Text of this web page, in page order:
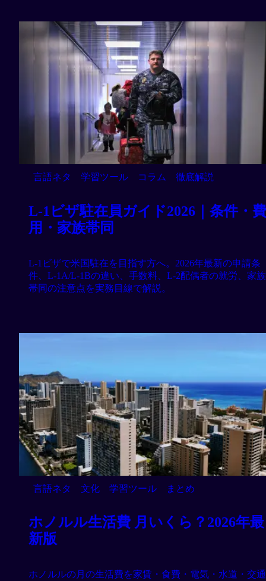
言語ネタ 学習ツール コラム 徹底解説
L-1ビザ駐在員ガイド2026｜条件・費
用・家族帯同
L-1ビザで米国駐在を目指す方へ。2026年最新の申請条
件、L-1A/L-1Bの違い、手数料、L-2配偶者の就労、家族
帯同の注意点を実務目線で解説。
言語ネタ 文化 学習ツール まとめ
ホノルル生活費 月いくら？2026年最
新版
ホノルルの月の生活費を家賃・食費・電気・水道・交通